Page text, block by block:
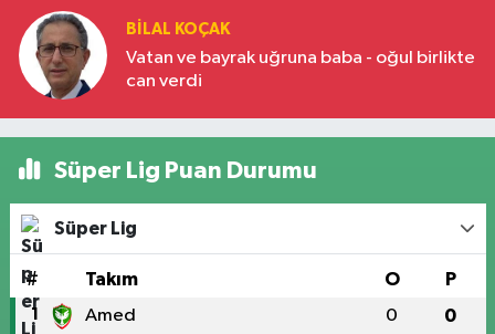
BILAL KOÇAK
Vatan ve bayrak uğruna baba - oğul birlikte
can verdi
Süper Lig Puan Durumu
Süper Lig
# Takım O P
1 Amed 0 0